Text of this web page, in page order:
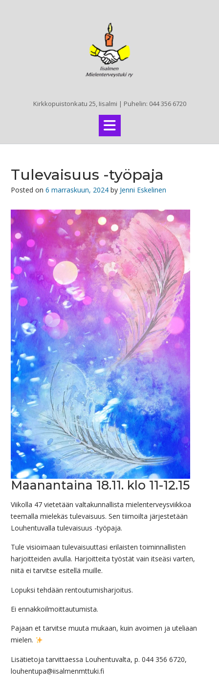
Kirkkopuistonkatu 25, Iisalmi | Puhelin: 044 356 6720
Tulevaisuus -työpaja
Posted on 6 marraskuun, 2024 by Jenni Eskelinen
Maanantaina 18.11. klo 11-12.15
Viikolla 47 vietetään valtakunnallista mielenterveysviikkoa
teemalla mielekäs tulevaisuus. Sen tiimoilta järjestetään
Louhentuvalla tulevaisuus -työpaja.
Tule visioimaan tulevaisuuttasi erilaisten toiminnallisten
harjoitteiden avulla. Harjoitteita työstät vain itseäsi varten,
niitä ei tarvitse esitellä muille.
Lopuksi tehdään rentoutumisharjoitus.
Ei ennakkoilmoittautumista.
Pajaan et tarvitse muuta mukaan, kuin avoimen ja uteliaan
mielen.
Lisätietoja tarvittaessa Louhentuvalta, p. 044 356 6720,
louhentupa@iisalmenmttuki.fi